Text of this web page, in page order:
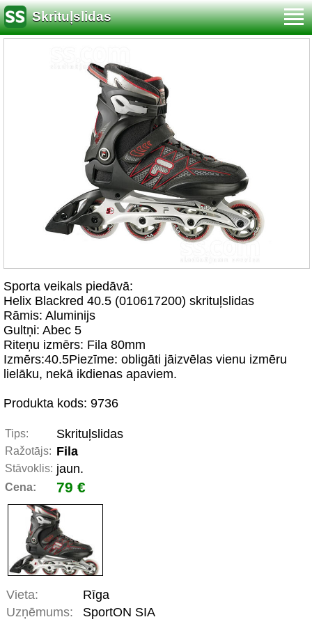
Skrituļslidas
Sporta veikals piedāvā:
Helix Blackred 40.5 (010617200) skrituļslidas
Rāmis: Aluminijs
Gultņi: Abec 5
Riteņu izmērs: Fila 80mm
Izmērs:40.5Piezīme: obligāti jāizvēlas vienu izmēru
lielāku, nekā ikdienas apaviem.
Produkta kods: 9736
Tips: Skrituļslidas
Ražotājs: Fila
Stāvoklis: jaun.
Cena: 79 €
Vieta:
Rīga
Uzņēmums:
SportON SIA